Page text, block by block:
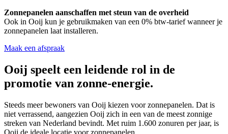
Zonnepanelen aanschaffen met steun van de overheid
Ook in Ooij kun je gebruikmaken van een 0% btw-tarief wanneer je
zonnepanelen laat installeren.
Maak een afspraak
Ooij speelt een leidende rol in de
promotie van zonne-energie.
Steeds meer bewoners van Ooij kiezen voor zonnepanelen. Dat is
niet verrassend, aangezien Ooij zich in een van de meest zonnige
streken van Nederland bevindt. Met ruim 1.600 zonuren per jaar, is
Ooij de ideale locatie voor zonnepanelen.